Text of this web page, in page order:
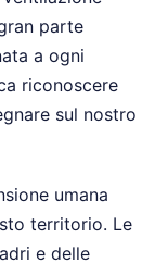
parte
a ogni
riconoscere
sul nostro
umana
territorio. Le
e delle